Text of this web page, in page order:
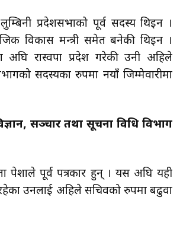
प्रदेशसभाको पूर्व सदस्य थिइन ।
विकास मन्त्री समेत बनेकी थिइन ।
अघि रास्वपा प्रदेश गरेकी उनी अहिले
सदस्यका रुपमा नयाँ जिम्मेवारीमा
सञ्चार तथा सूचना प्रविधि विभाग
पेशाले पूर्व पत्रकार हुन् । यस अघि यही
उनलाई अहिले सचिवको रुपमा बढुवा